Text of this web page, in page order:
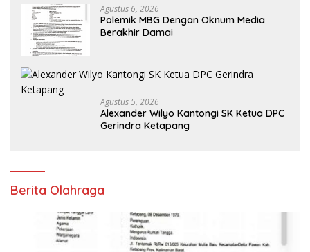
Agustus 6, 2026
Polemik MBG Dengan Oknum Media
Berakhir Damai
Agustus 5, 2026
Alexander Wilyo Kantongi SK Ketua DPC
Gerindra Ketapang
Berita Olahraga